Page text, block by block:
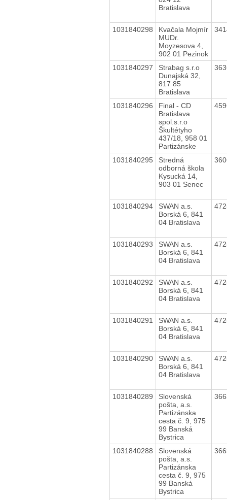
Bratislava
1031840298
Kvačala Mojmír
MUDr.
Moyzesova 4,
902 01 Pezinok
1031840297
Strabag s.r.o
Dunajská 32,
817 85
Bratislava
1031840296
Final - CD
Bratislava
spol.s.r.o
Škultétyho
437/18, 958 01
Partizánske
1031840295
Stredná
odborná škola
Kysucká 14,
903 01 Senec
1031840294
SWAN a.s.
Borská 6, 841
04 Bratislava
1031840293
SWAN a.s.
Borská 6, 841
04 Bratislava
1031840292
SWAN a.s.
Borská 6, 841
04 Bratislava
1031840291
SWAN a.s.
Borská 6, 841
04 Bratislava
1031840290
SWAN a.s.
Borská 6, 841
04 Bratislava
1031840289
Slovenská
pošta, a.s.
Partizánska
cesta č. 9, 975
99 Banská
Bystrica
1031840288
Slovenská
pošta, a.s.
Partizánska
cesta č. 9, 975
99 Banská
Bystrica